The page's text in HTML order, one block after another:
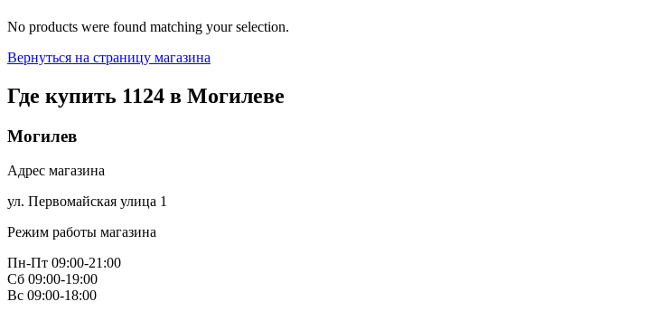
No products were found matching your selection.
Вернуться на страницу магазина
Где купить 1124 в Могилеве
Могилев
Адрес магазина
ул. Первомайская улица 1
Режим работы магазина
Пн-Пт 09:00-21:00
Сб 09:00-19:00
Вс 09:00-18:00